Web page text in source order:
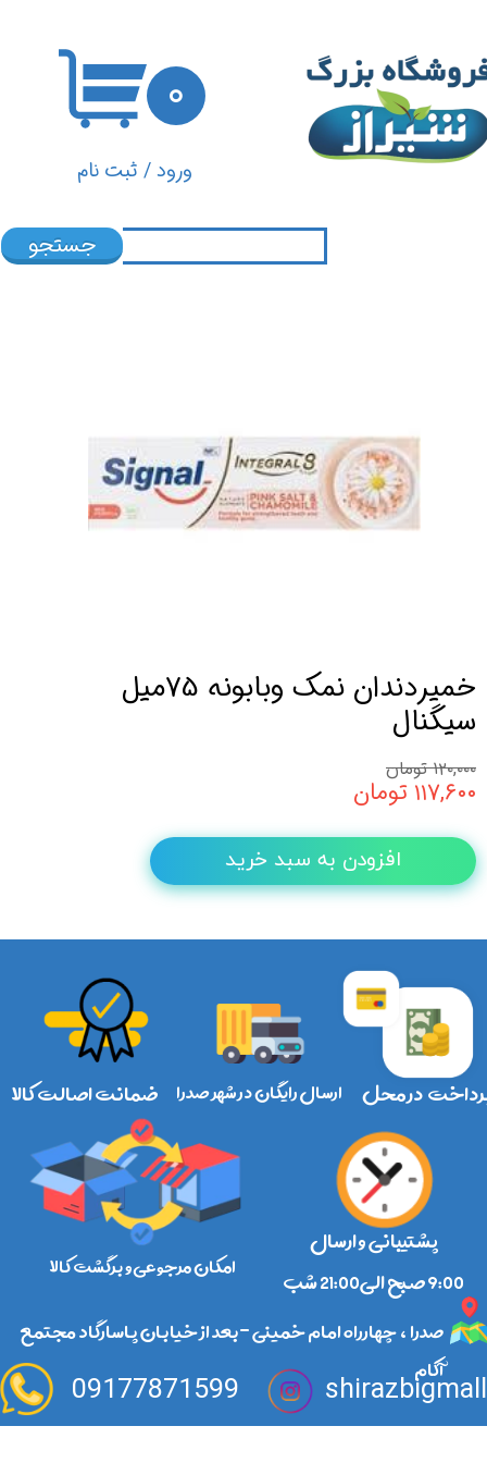
ورود/ ثبت نام
تغییر گذر واژه
سفارشات
۰
جستجو
خمیردندان نمک وبابونه 75میل
سیگنال
۱۲۰,۰۰۰ تومان
۱۱۷,۶۰۰ تومان
افزودن به سبد خرید
ارسال رایگان در شهر صدرا در محل
امکان مرجوعی و برگشت کالا
ضمانت اصالت کالا
صدرا ، چهارراه امام خمینی -بعد از خیابان پاسارگاد مجتمع
آکام
09177871599
پشتیبانی و ارسال
​​​​​​​9:00 صبح الی21:00 شب